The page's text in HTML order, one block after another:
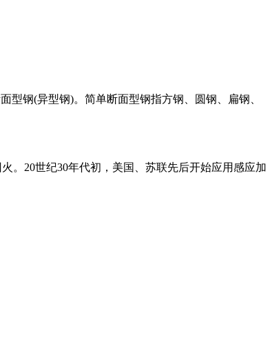
钢(异型钢)。简单断面型钢指方钢、圆钢、扁钢、
。20世纪30年代初，美国、苏联先后开始应用感应加